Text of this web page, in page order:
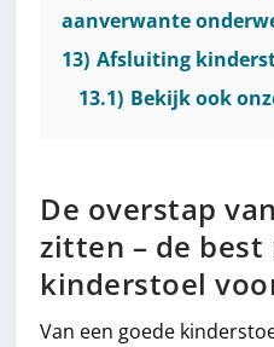
aanverwante
13) Afsluiting
13.1) Bekijk ook
De overstap
zitten – de
kinderstoel
Van een goede